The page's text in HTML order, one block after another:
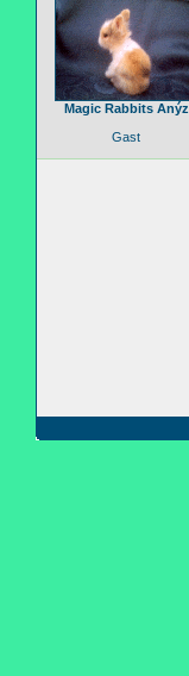
Magic Rabbits Anýz
Gast